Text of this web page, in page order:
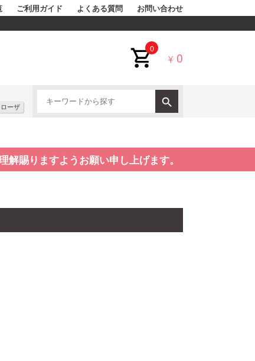
ご利用ガイド よくある質問 お問い合わせ
0
¥ 0
ーザ
賜りますようお願い申し上げます。